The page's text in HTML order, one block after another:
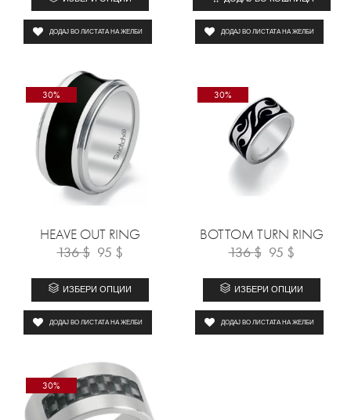
ДОДАЈ ВО ЛИСТАТА НА ЖЕЛБИ ДОДАЈ ВО ЛИСТАТА НА ЖЕЛБИ
30%
HEAVE OUT RING
136$ 95 $
ИЗБЕРИ ОПЦИИ
ДОДАЈ ВО ЛИСТАТА НА ЖЕЛБИ
30%
BOTTOM TURN RING
136$ 95 $
ИЗБЕРИ ОПЦИИ
ДОДАЈ ВО ЛИСТАТА НА ЖЕЛБИ
30%